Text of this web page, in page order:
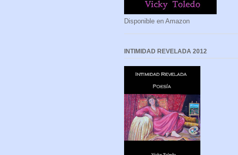
Disponible en Amazon
INTIMIDAD REVELADA 2012